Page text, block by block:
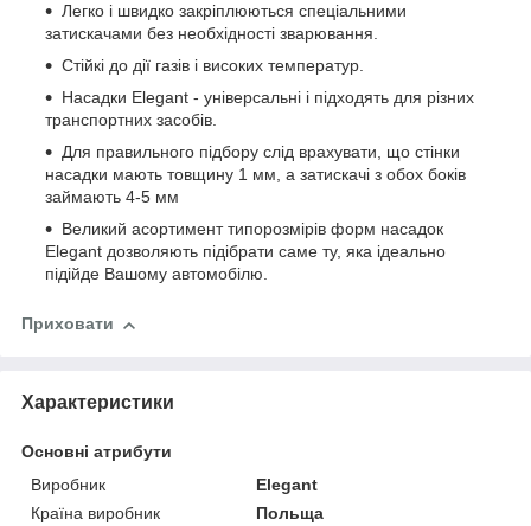
Легко і швидко закріплюються спеціальними
затискачами без необхідності зварювання.
Стійкі до дії газів і високих температур.
Насадки Elegant - універсальні і підходять для різних
транспортних засобів.
Для правильного підбору слід врахувати, що стінки
насадки мають товщину 1 мм, а затискачі з обох боків
займають 4-5 мм
Великий асортимент типорозмірів форм насадок
Elegant дозволяють підібрати саме ту, яка ідеально
підійде Вашому автомобілю.
Приховати
Характеристики
Основні атрибути
Виробник
Elegant
Країна виробник
Польща